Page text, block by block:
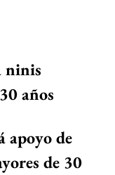
ninis
años
apoyo de
de 30